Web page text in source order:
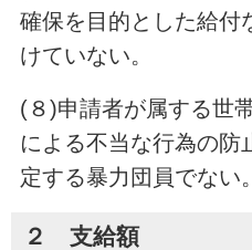
確保を目的とした給付
けていない。
(８)申請者が属する世
による不当な行為の防
定する暴力団員でない。
２ 支給額